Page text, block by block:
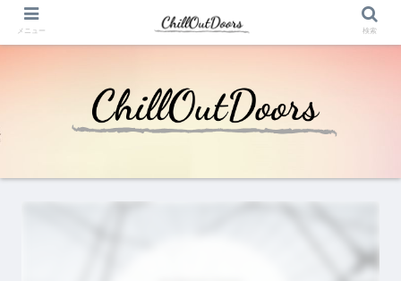
メニュー 検索